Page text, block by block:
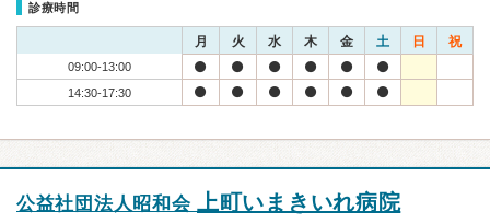
診療時間
月 火 水 木 金 土 日 祝
09:00-13:00
14:30-17:30
公益社団法人昭和会 上町いまきいれ病院